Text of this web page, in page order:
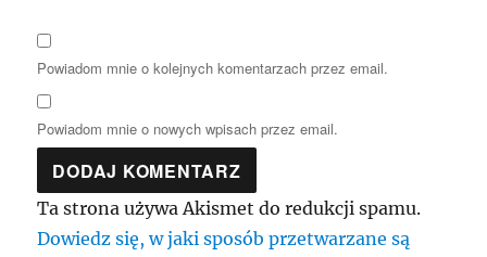
Powiadom mnie o kolejnych komentarzach przez email.
Powiadom mnie o nowych wpisach przez email.
Ta strona używa Akismet do redukcji spamu.
Dowiedz się, w jaki sposób przetwarzane są